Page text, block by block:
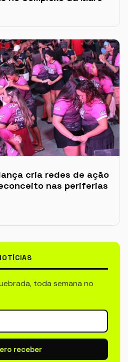
cria redes de ação
nas periferias
toda semana no
receber